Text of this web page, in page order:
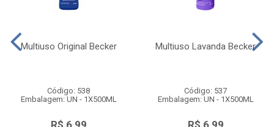
Multiuso Original Becker
Código: 538
Embalagem: UN - 1X500ML
R$ 6,99
Multiuso Lavanda Becker
Código: 537
Embalagem: UN - 1X500ML
R$ 6,99